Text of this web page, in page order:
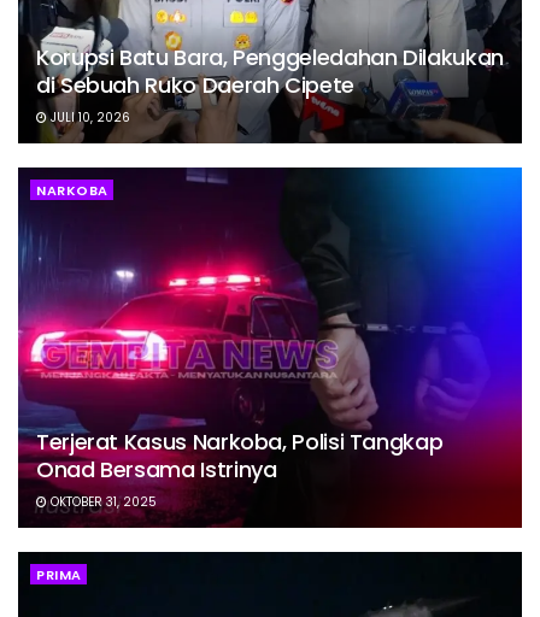
Korupsi Batu Bara, Penggeledahan Dilakukan
di Sebuah Ruko Daerah Cipete
JULI 10, 2026
NARKOBA
Terjerat Kasus Narkoba, Polisi Tangkap
Onad Bersama Istrinya
OKTOBER 31, 2025
PRIMA